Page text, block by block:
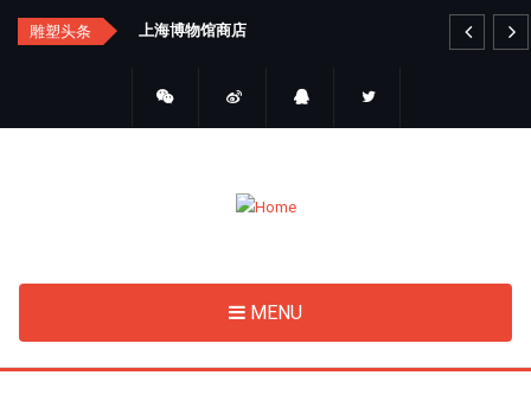
Skip
雕塑头条 上海博物馆商店
MENU